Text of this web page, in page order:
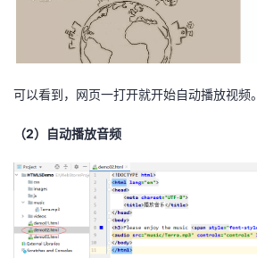
可以看到，网页一打开就开始自动播放视频。
（2）自动播放音频